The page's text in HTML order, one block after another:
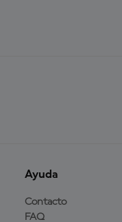
Ayuda
Contacto
FAQ